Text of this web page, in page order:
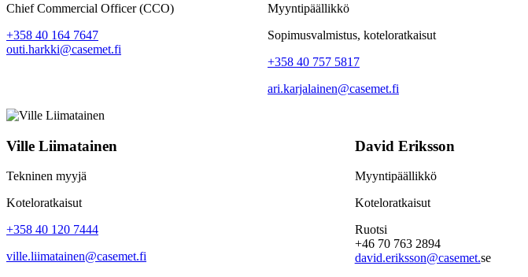
Chief Commercial Officer (CCO)
+358 40 164 7647
outi.harkki@casemet.fi
Myyntipäällikkö
Sopimusvalmistus, koteloratkaisut
+358 40 757 5817
ari.karjalainen@casemet.fi
Ville Liimatainen
Tekninen myyjä
Koteloratkaisut
+358 40 120 7444
ville.liimatainen@casemet.fi
David Eriksson
Myyntipäällikkö
Koteloratkaisut
Ruotsi
+46 70 763 2894
david.eriksson@casemet.se